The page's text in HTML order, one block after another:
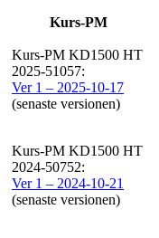
Kurs-PM
Kurs-PM KD1500 HT
2025-51057:
Ver 1 – 2025-10-17
(senaste versionen)
Kurs-PM KD1500 HT
2024-50752:
Ver 1 – 2024-10-21
(senaste versionen)